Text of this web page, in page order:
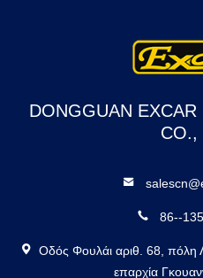
DONGGUAN
CO.,
86--
Οδός Φουλάι αριθ. 68, πόλη
επαρχία